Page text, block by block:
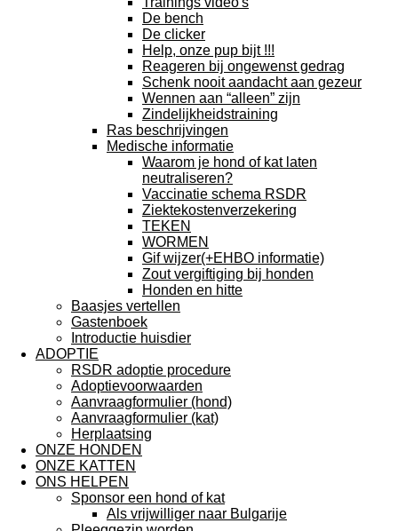
De bench
De clicker
Help, onze pup bijt !!!
Reageren bij ongewenst gedrag
Schenk nooit aandacht aan gezeur
Wennen aan “alleen” zijn
Zindelijkheidstraining
Ras beschrijvingen
Medische informatie
Waarom je hond of kat laten
neutraliseren?
Vaccinatie schema RSDR
Ziektekostenverzekering
TEKEN
WORMEN
Gif wijzer(+EHBO informatie)
Zout vergiftiging bij honden
Honden en hitte
Baasjes vertellen
Gastenboek
Introductie huisdier
ADOPTIE
RSDR adoptie procedure
Adoptievoorwaarden
Aanvraagformulier (hond)
Aanvraagformulier (kat)
Herplaatsing
ONZE HONDEN
ONZE KATTEN
ONS HELPEN
Sponsor een hond of kat
Als vrijwilliger naar Bulgarije